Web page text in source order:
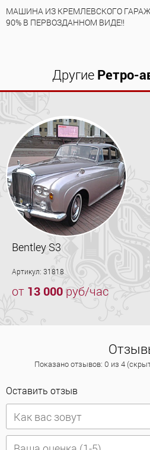
МАШИНА ИЗ КРЕМЛЕВСКОГО
90% В ПЕРВОЗДАННОМ ВИДЕ!!
Другие Ретро-
Bentley S3
Артикул: 31818
от 13 000 руб/час
Показано отзывов: 0 из 4
Оставить отзыв